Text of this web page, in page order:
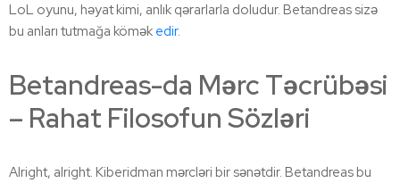
LoL oyunu, həyat kimi, anlık qərarlarla doludur. Betandreas sizə
bu anları tutmağa kömək edir.
Betandreas-da Mərc Təcrübəsi
– Rahat Filosofun Sözləri
Alright, alright. Kiberidman mərcləri bir sənətdir. Betandreas bu